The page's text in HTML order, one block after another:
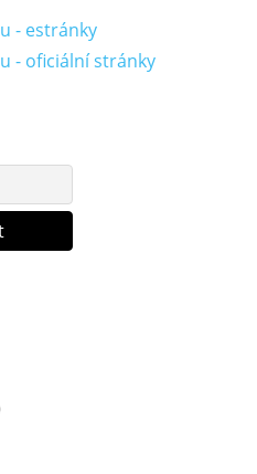
- estránky
- oficiální stránky